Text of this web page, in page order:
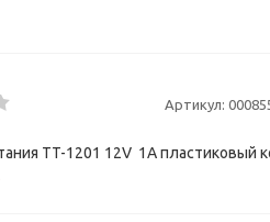
Артикул:
TT-1201 12V 1A пластиковый